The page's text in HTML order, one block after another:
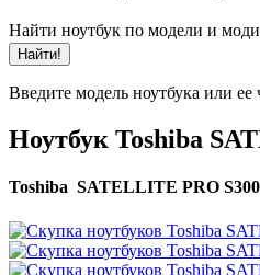
Найти ноутбук по модели и
Найти!
Введите модель ноутбука или ее
Ноутбук Toshiba
Toshiba SATELLITE PRO